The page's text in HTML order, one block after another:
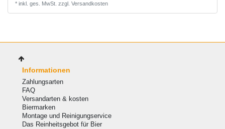
* inkl. ges. MwSt. zzgl. Versandkosten
Informationen
Zahlungsarten
FAQ
Versandarten & kosten
Biermarken
Montage und Reinigungservice
Das Reinheitsgebot für Bier